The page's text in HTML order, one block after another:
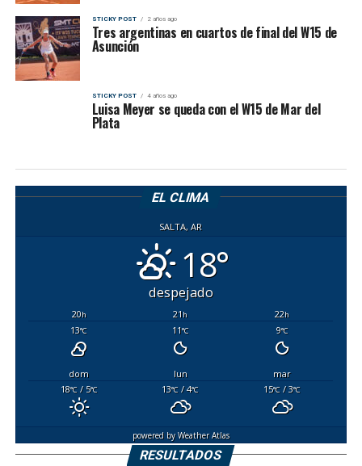
STICKY POST 2 años ago
Tres argentinas en cuartos de final del W15 de
Asunción
STICKY POST 4 años ago
Luisa Meyer se queda con el W15 de Mar del
Plata
EL CLIMA
SALTA, AR
18°
despejado
20h 21h 22h
13°C 11°C 9°C
dom lun
mar
18°C/ 5°C 13°C / 4°C 15°C / 3°C
powered byWeather Atlas
RESULTADOS